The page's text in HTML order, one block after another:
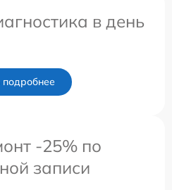
в день
подробнее
-25% по
записи